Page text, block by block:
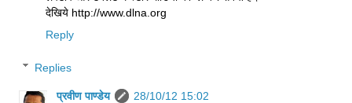
देखिये http://www.dlna.org
Reply
Replies
प्रवीण पाण्डेय
28/10/12 15:02